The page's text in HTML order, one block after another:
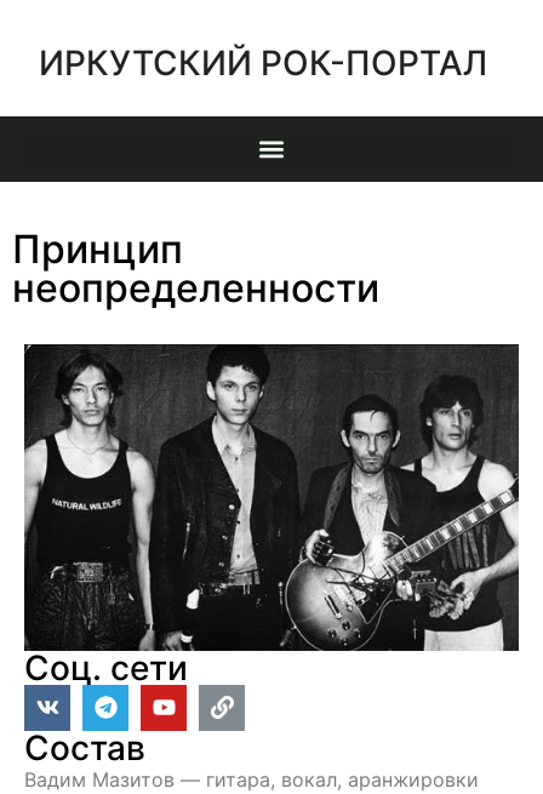
ИРКУТСКИЙ РОК-ПОРТАЛ
Принцип
неопределенности
Соц. сети
Состав
Вадим Мазитов — гитара, вокал, аранжировки